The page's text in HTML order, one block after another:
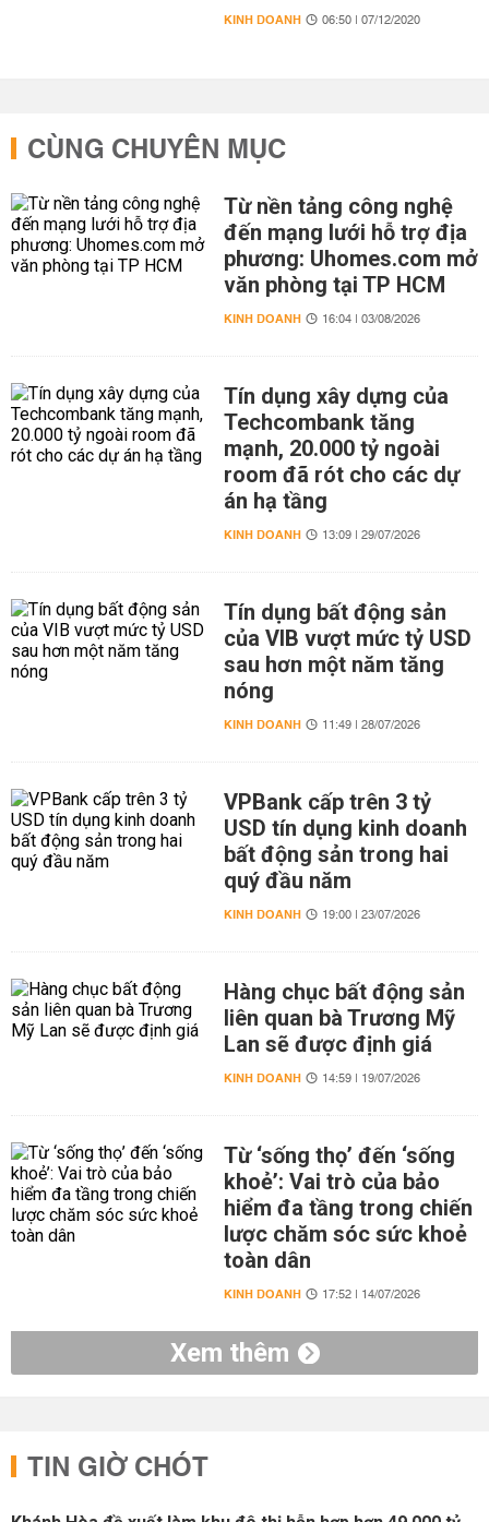
KINH DOANH 06:50 | 07/12/2020
CÙNG CHUYÊN MỤC
Từ nền tảng công nghệ
đến mạng lưới hỗ trợ địa
phương: Uhomes.com mở
văn phòng tại TP HCM
KINH DOANH 16:04 | 03/08/2026
Tín dụng xây dựng của
Techcombank tăng
mạnh, 20.000 tỷ ngoài
room đã rót cho các dự
án hạ tầng
KINH DOANH 13:09 | 29/07/2026
Tín dụng bất động sản
của VIB vượt mức tỷ USD
sau hơn một năm tăng
nóng
KINH DOANH 11:49 | 28/07/2026
VPBank cấp trên 3 tỷ
USD tín dụng kinh doanh
bất động sản trong hai
quý đầu năm
KINH DOANH 19:00 | 23/07/2026
Hàng chục bất động sản
liên quan bà Trương Mỹ
Lan sẽ được định giá
KINH DOANH 14:59 | 19/07/2026
Từ ‘sống thọ’ đến ‘sống
khoẻ’: Vai trò của bảo
hiểm đa tầng trong chiến
lược chăm sóc sức khoẻ
toàn dân
KINH DOANH 17:52 | 14/07/2026
Xem thêm
TIN GIỜ CHÓT